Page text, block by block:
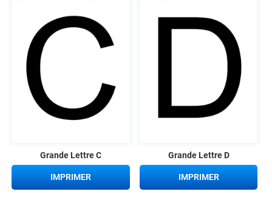
Grande Lettre C
IMPRIMER
Grande Lettre D
IMPRIMER